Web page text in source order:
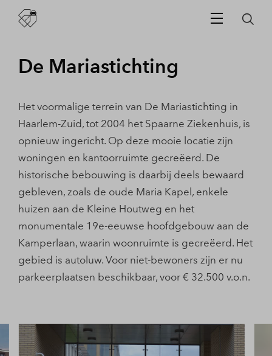
De Mariastichting
Het voormalige terrein van De Mariastichting in
Haarlem-Zuid, tot 2004 het Spaarne Ziekenhuis, is
opnieuw ingericht. Op deze mooie locatie zijn
woningen en kantoorruimte gecreëerd. De
historische bebouwing is daarbij deels bewaard
gebleven, zoals de oude Maria Kapel, enkele
huizen aan de Kleine Houtweg en het
monumentale 19e-eeuwse hoofdgebouw aan de
Kamperlaan, waarin woonruimte is gecreëerd. Het
gebied is autoluw. Voor niet-bewoners zijn er nu
parkeerplaatsen beschikbaar, voor € 32.500 v.o.n.